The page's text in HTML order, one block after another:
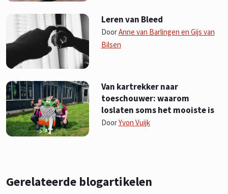
Leren van Bleed
DoorAnne van Barlingen en Gijs van
Bilsen
Van kartrekker naar
toeschouwer: waarom
loslaten soms het mooiste is
DoorYvon Vuijk
Gerelateerde blogartikelen